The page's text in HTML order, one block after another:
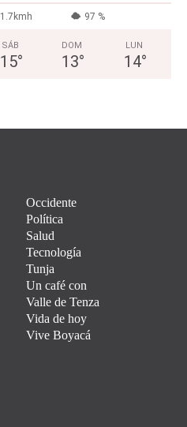
1.7kmh 97 %
SÁB
15°
DOM
13°
LUN
14°
Occidente
Política
Salud
Tecnología
Tunja
Un café con
Valle de Tenza
Vida de hoy
Vive Boyacá